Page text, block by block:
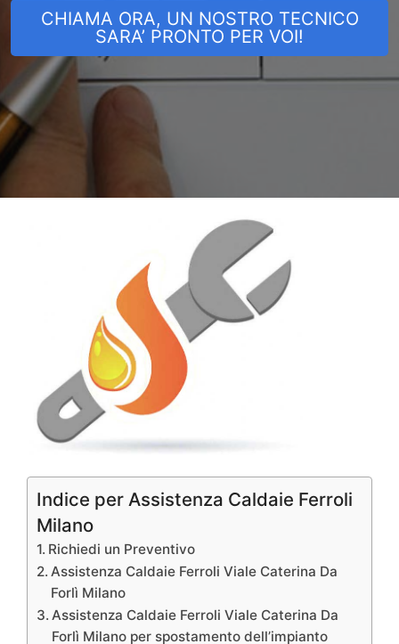
CHIAMA ORA, UN NOSTRO TECNICO
SARA’ PRONTO PER VOI!
Indice per Assistenza Caldaie Ferroli
Milano
Richiedi un Preventivo
Assistenza Caldaie Ferroli Viale Caterina Da
Forlì Milano
Assistenza Caldaie Ferroli Viale Caterina Da
Forlì Milano per spostamento dell’impianto